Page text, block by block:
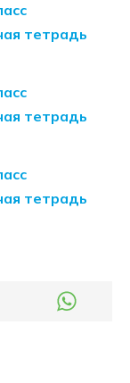
тетрадь
тетрадь
тетрадь